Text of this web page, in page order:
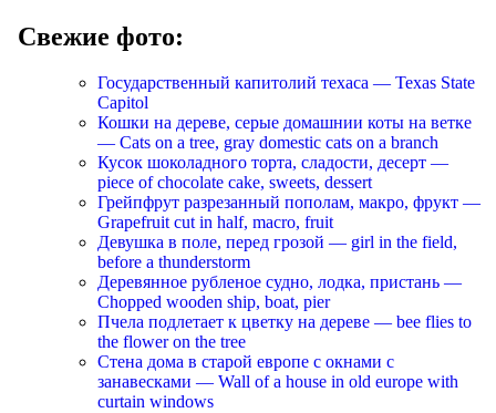
Свежие фото:
Государственный капитолий техаса — Texas State
Capitol
Кошки на дереве, серые домашнии коты на ветке
— Cats on a tree, gray domestic cats on a branch
Кусок шоколадного торта, сладости, десерт —
piece of chocolate cake, sweets, dessert
Грейпфрут разрезанный пополам, макро, фрукт —
Grapefruit cut in half, macro, fruit
Девушка в поле, перед грозой — girl in the field,
before a thunderstorm
Деревянное рубленое судно, лодка, пристань —
Chopped wooden ship, boat, pier
Пчела подлетает к цветку на дереве — bee flies to
the flower on the tree
Стена дома в старой европе с окнами с
занавесками — Wall of a house in old europe with
curtain windows